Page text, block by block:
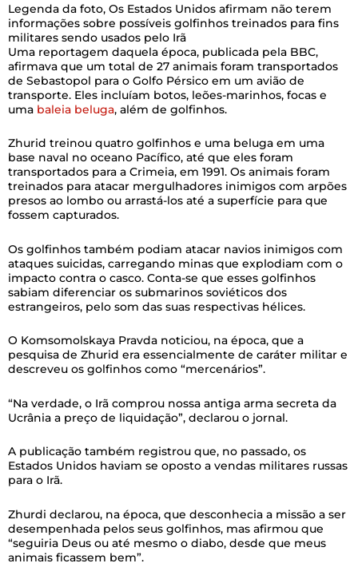
Legenda da foto, Os Estados Unidos afirmam não terem
informações sobre possíveis golfinhos treinados para fins
militares sendo usados pelo Irã
Uma reportagem daquela época, publicada pela BBC,
afirmava que um total de 27 animais foram transportados
de Sebastopol para o Golfo Pérsico em um avião de
transporte. Eles incluíam botos, leões-marinhos, focas e
uma baleia beluga, além de golfinhos.
Zhurid treinou quatro golfinhos e uma beluga em uma
base naval no oceano Pacífico, até que eles foram
transportados para a Crimeia, em 1991. Os animais foram
treinados para atacar mergulhadores inimigos com arpões
presos ao lombo ou arrastá-los até a superfície para que
fossem capturados.
Os golfinhos também podiam atacar navios inimigos com
ataques suicidas, carregando minas que explodiam com o
impacto contra o casco. Conta-se que esses golfinhos
sabiam diferenciar os submarinos soviéticos dos
estrangeiros, pelo som das suas respectivas hélices.
O Komsomolskaya Pravda noticiou, na época, que a
pesquisa de Zhurid era essencialmente de caráter militar e
descreveu os golfinhos como “mercenários”.
“Na verdade, o Irã comprou nossa antiga arma secreta da
Ucrânia a preço de liquidação”, declarou o jornal.
A publicação também registrou que, no passado, os
Estados Unidos haviam se oposto a vendas militares russas
para o Irã.
Zhurdi declarou, na época, que desconhecia a missão a ser
desempenhada pelos seus golfinhos, mas afirmou que
“seguiria Deus ou até mesmo o diabo, desde que meus
animais ficassem bem”.